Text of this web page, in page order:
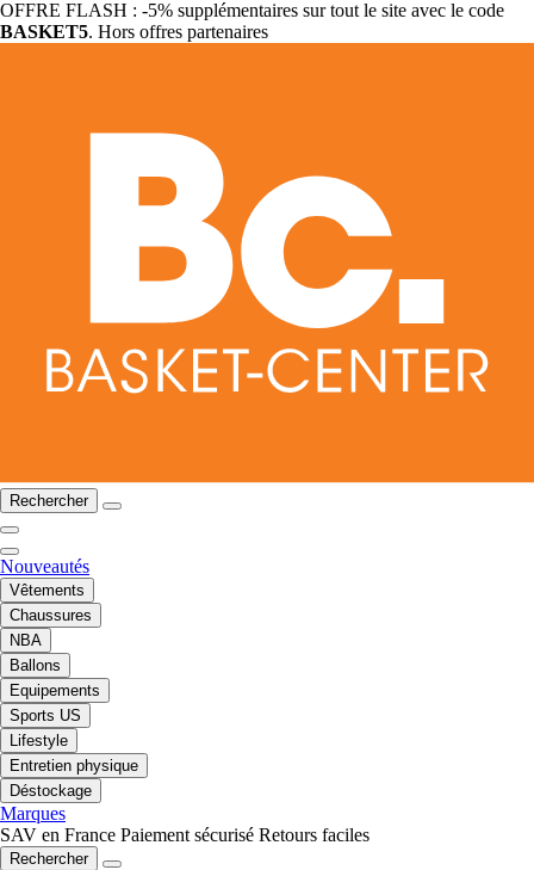
OFFRE FLASH : -5% supplémentaires sur tout le site avec le code
BASKET5. Hors offres partenaires
Rechercher
Nouveautés
Vêtements
Chaussures
NBA
Ballons
Equipements
Sports US
Lifestyle
Entretien physique
Déstockage
Marques
SAV en France Paiement sécurisé Retours faciles
Rechercher